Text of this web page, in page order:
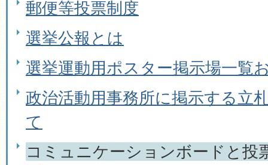
郵便等投票制度
選挙公報とは
選挙運動用ポスター掲示場一覧
政治活動用事務所に掲示する立
て
コミュニケーションボードと投